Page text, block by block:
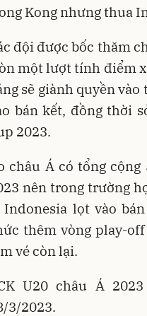
Kong nhưng thua
đội được bốc thăm
một lượt tính điểm
sẽ giành quyền
bán kết, đồng thời
2023.
châu Á có tổng
nên trong trường
Indonesia lọt vào
thêm vòng play-
vé còn lại.
U20 châu Á
3/2023.